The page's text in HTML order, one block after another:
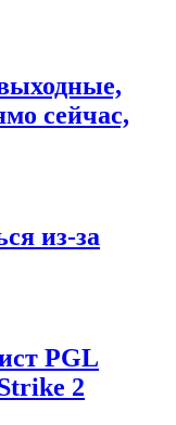
сейчас,
из-за
PGL
2